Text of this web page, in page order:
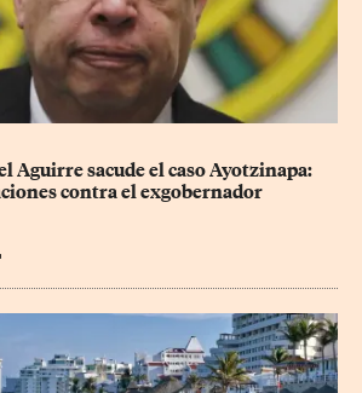
Aguirre sacude el caso Ayotzinapa:
contra el exgobernador